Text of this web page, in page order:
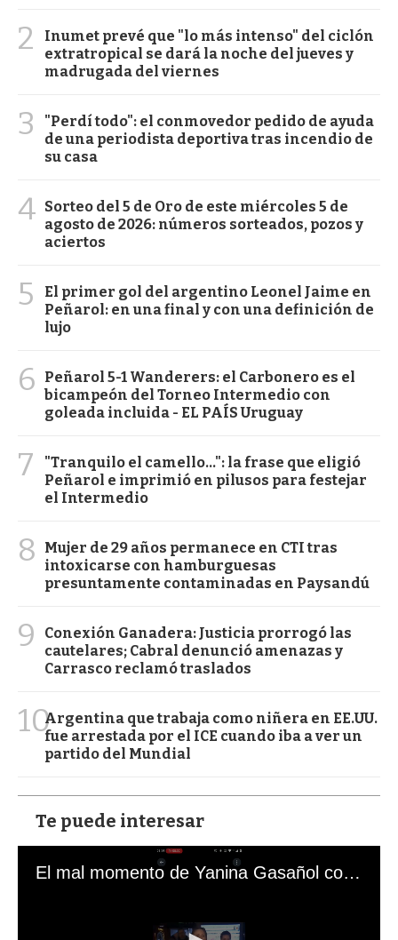
2
Inumet prevé que "lo más intenso" del ciclón
extratropical se dará la noche del jueves y
madrugada del viernes
3
"Perdí todo": el conmovedor pedido de ayuda
de una periodista deportiva tras incendio de
su casa
4 Sorteo del 5 de Oro de este miércoles 5 de
agosto de 2026: números sorteados, pozos y
aciertos
5
El primer gol del argentino Leonel Jaime en
Peñarol: en una final y con una definición de
lujo
6
Peñarol 5-1 Wanderers: el Carbonero es el
bicampeón del Torneo Intermedio con
goleada incluida - EL PAÍS Uruguay
7
"Tranquilo el camello...": la frase que eligió
Peñarol e imprimió en pilusos para festejar
el Intermedio
8
Mujer de 29 años permanece en CTI tras
intoxicarse con hamburguesas
presuntamente contaminadas en Paysandú
9
Conexión Ganadera: Justicia prorrogó las
cautelares; Cabral denunció amenazas y
Carrasco reclamó traslados
10Argentina que trabaja como niñera en EE.UU.
fue arrestada por el ICE cuando iba a ver un
partido del Mundial
Te puede interesar
El mal momento de Yanina Gasañol con un hincha argentino en "Subrayado"